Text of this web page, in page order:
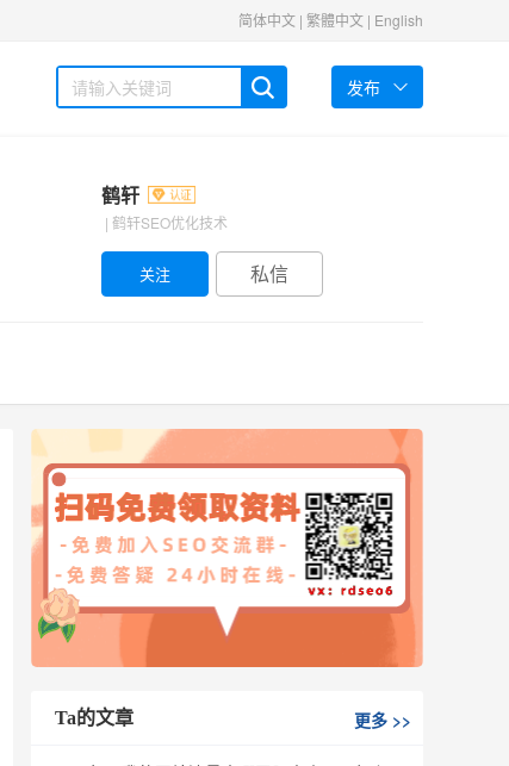
简体中文 | 繁體中文 | English
发布
鹤轩
| 鹤轩SEO优化技术
私信
Ta的文章 更多>>